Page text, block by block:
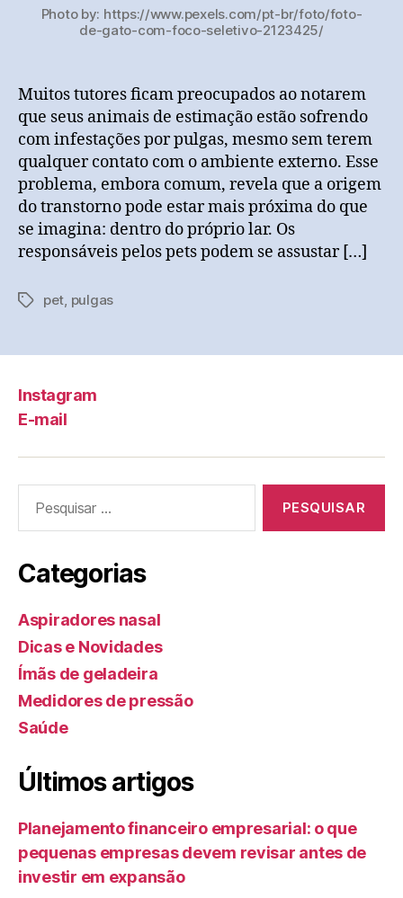
Photo by: https://www.pexels.com/pt-br/foto/foto-
de-gato-com-foco-seletivo-2123425/
Muitos tutores ficam preocupados ao notarem
que seus animais de estimação estão sofrendo
com infestações por pulgas, mesmo sem terem
qualquer contato com o ambiente externo. Esse
problema, embora comum, revela que a origem
do transtorno pode estar mais próxima do que
se imagina: dentro do próprio lar. Os
responsáveis pelos pets podem se assustar […]
Tagspet pulgas
Instagram
E-mail
por:
Categorias
Aspiradores nasal
Dicas e Novidades
Ímãs de geladeira
Medidores de pressão
Saúde
Últimos artigos
Planejamento financeiro empresarial: o que
pequenas empresas devem revisar antes de
investir em expansão